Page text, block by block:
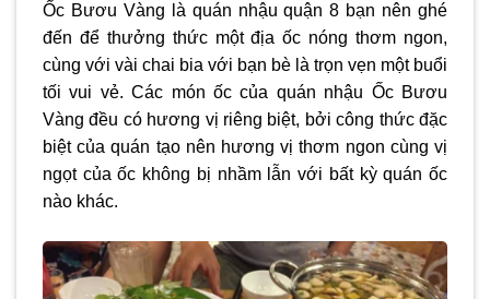
Ốc Bươu Vàng là quán nhậu quận 8 bạn nên ghé
đến để thưởng thức một địa ốc nóng thơm ngon,
cùng với vài chai bia với bạn bè là trọn vẹn một buổi
tối vui vẻ. Các món ốc của quán nhậu Ốc Bươu
Vàng đều có hương vị riêng biệt, bởi công thức đặc
biệt của quán tạo nên hương vị thơm ngon cùng vị
ngọt của ốc không bị nhầm lẫn với bất kỳ quán ốc
nào khác.